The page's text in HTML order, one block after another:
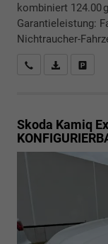
kombiniert 124.00
Garantieleistung:
Nichtraucher-
RückrufbittePDF-Datei,
Skoda Kamiq